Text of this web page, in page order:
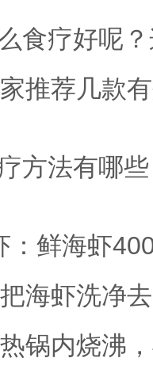
食疗好呢
推荐几款
方法有哪
：鲜海虾
海虾洗净
锅内烧沸